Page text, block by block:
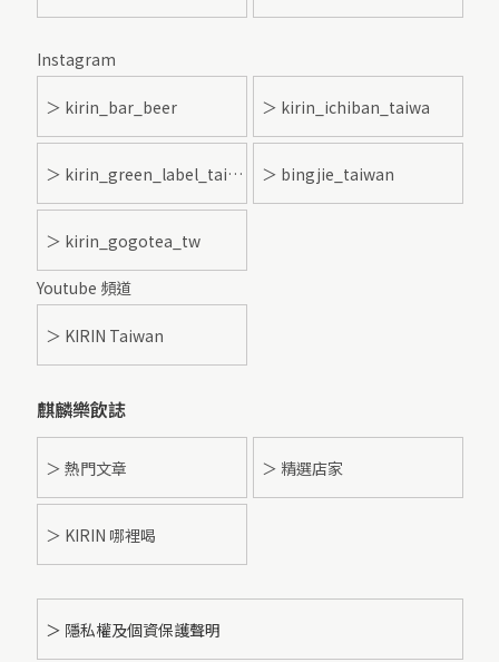
Instagram
＞ kirin_bar_beer ＞ kirin_ichiban_taiwa
＞ kirin_green_label_taiwan ＞ bingjie_taiwan
＞ kirin_gogotea_tw
Youtube 頻道
＞ KIRIN Taiwan
麒麟樂飲誌
＞ 熱門文章 ＞ 精選店家
＞ KIRIN 哪裡喝
＞ 隱私權及個資保護聲明